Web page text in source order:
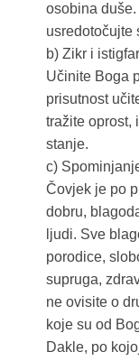
osobina
usredotočujte
b) Zikr i istigfar
Učinite Boga
prisutnost
tražite oprost,
stanje.
c)
Čovjek je po
dobru,
ljudi. Sve
porodice,
supruga,
ne ovisite o
koje su od
Dakle, po